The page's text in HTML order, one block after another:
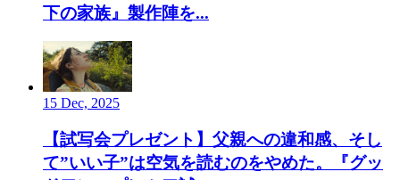
下の家族』製作陣を...
15 Dec, 2025
【試写会プレゼント】父親への違和感、そし
て”いい子”は空気を読むのをやめた。『グッ